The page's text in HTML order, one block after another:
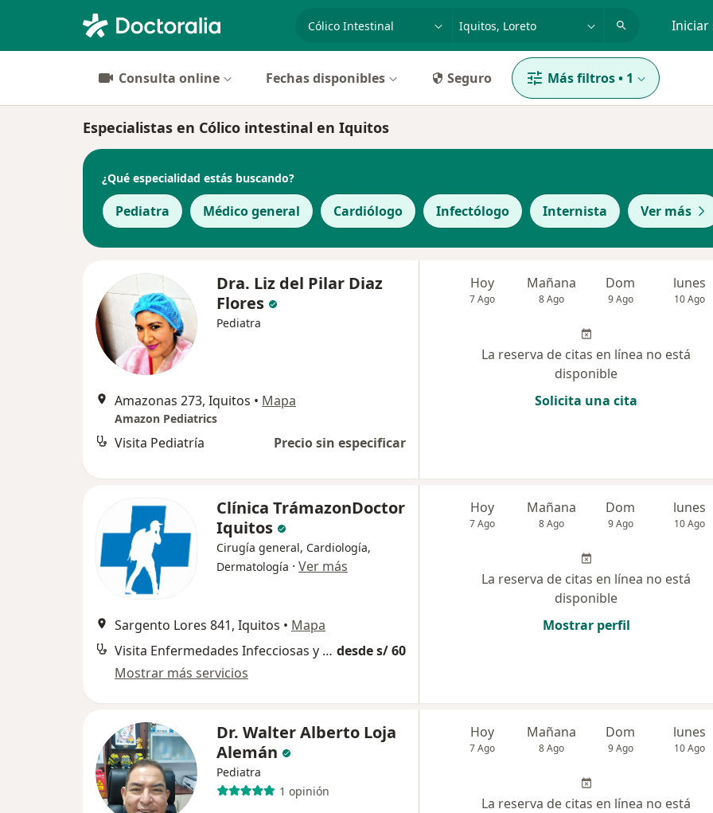
especialidad, enfermedad o nombre Iniciar
Consulta online Fechas disponibles Seguro Más filtros• 1
Especialistas en Cólico intestinal en Iquitos
¿Qué especialidad estás buscando?
Pediatra Médico general Cardiólogo Infectólogo Internista Ver más
Dra. Liz del Pilar Diaz
Flores
Pediatra
Amazonas 273, Iquitos • Mapa
Amazon Pediatrics
Visita Pediatría Precio sin especificar
Hoy
7 Ago
Mañana
8 Ago
Dom
9 Ago
lunes
10 Ago
La reserva de citas en línea no está
disponible
Solicita una cita
Clínica TrámazonDoctor
Iquitos
Cirugía general, Cardiología,
Dermatología · Ver más
Sargento Lores 841, Iquitos • Mapa
Visita Enfermedades Infecciosas y Tropicales desde s/ 60
Mostrar más servicios
Hoy
7 Ago
Mañana
8 Ago
Dom
9 Ago
lunes
10 Ago
La reserva de citas en línea no está
disponible
Mostrar perfil
Dr. Walter Alberto Loja
Alemán
Pediatra
1 opinión
Hoy
7 Ago
Mañana
8 Ago
Dom
9 Ago
lunes
10 Ago
La reserva de citas en línea no está